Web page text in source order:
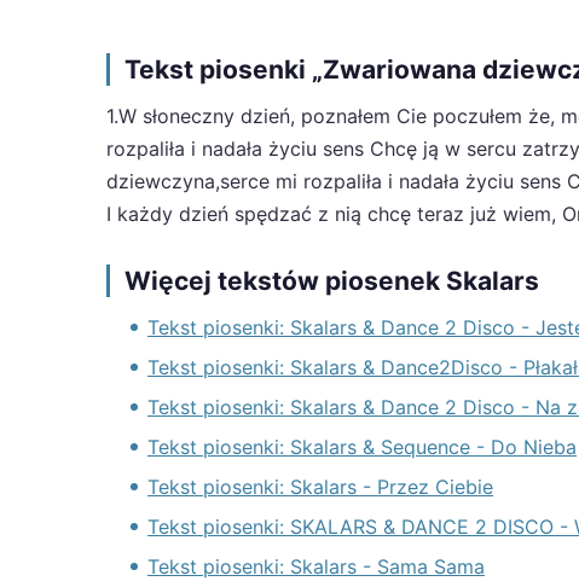
Tekst piosenki „Zwariowana
1.W słoneczny dzień, poznałem Cie poczułem
rozpaliła i nadała życiu sens Chcę ją w sercu
dziewczyna,serce mi rozpaliła i nadała życiu
I każdy dzień spędzać z nią chcę teraz już wiem,
Więcej tekstów piosenek Skalars
Tekst piosenki: Skalars & Dance 2 Disco -
Tekst piosenki: Skalars & Dance2Disco -
Tekst piosenki: Skalars & Dance 2 Disco - Na
Tekst piosenki: Skalars & Sequence - Do Nieba
Tekst piosenki: Skalars - Przez Ciebie
Tekst piosenki: SKALARS & DANCE 2 DISCO
Tekst piosenki: Skalars - Sama Sama